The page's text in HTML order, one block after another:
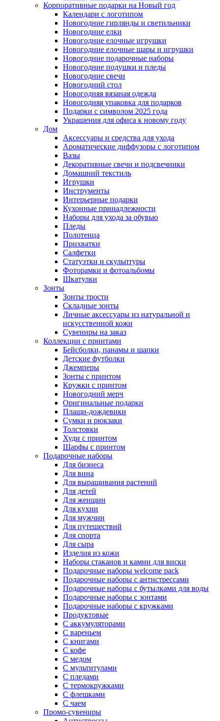
Корпоративные подарки на Новый год
Календари с логотипом
Новогодние гирлянды и светильники
Новогодние елки
Новогодние елочные игрушки
Новогодние елочные шары и игрушки
Новогодние подарочные наборы
Новогодние подушки и пледы
Новогодние свечи
Новогодний стол
Новогодняя вязаная одежда
Новогодняя упаковка для подарков
Подарки с символом 2025 года
Украшения для офиса к новому году
Дом
Аксессуары и средства для ухода
Ароматические диффузоры с логотипом
Вазы
Декоративные свечи и подсвечники
Домашний текстиль
Игрушки
Инструменты
Интерьерные подарки
Кухонные принадлежности
Наборы для ухода за обувью
Пледы
Полотенца
Прихватки
Салфетки
Статуэтки и скульптуры
Фоторамки и фотоальбомы
Шкатулки
Зонты
Зонты трости
Складные зонты
Личные аксессуары из натуральной и
искусственной кожи
Сувениры на заказ
Коллекции с принтами
Бейсболки, панамы и шапки
Детские футболки
Джемперы
Зонты с принтом
Кружки с принтом
Новогодний мерч
Оригинальные подарки
Плащи-дождевики
Сумки и рюкзаки
Толстовки
Худи с принтом
Шарфы с принтом
Подарочные наборы
Для бизнеса
Для вина
Для выращивания растений
Для детей
Для женщин
Для кухни
Для мужчин
Для путешествий
Для спорта
Для сыра
Изделия из кожи
Наборы стаканов и камни для виски
Подарочные наборы welcome pack
Подарочные наборы с антистрессами
Подарочные наборы с бутылками для воды
Подарочные наборы с зонтами
Подарочные наборы с кружками
Продуктовые
С аккумуляторами
С вареньем
С книгами
С кофе
С медом
С мультитулами
С пледами
С термокружками
С флешками
С чаем
Промо-сувениры